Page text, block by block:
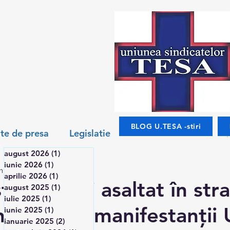
BLOG U.TESA -stiri
de presa Legislatie
Salarizare
Budăi asaltat în
de manifestanții
de citit
august 2026 (1)
iunie 2026 (1)
aprilie 2026 (1)
august 2025 (1) 1 postare
iulie 2025 (1)
iunie 2025 (1)
ianuarie 2025 (2) 2 postări